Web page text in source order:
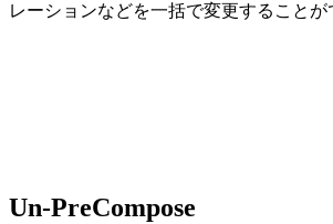
レーションなどを一括で変更することが
Un-PreCompose